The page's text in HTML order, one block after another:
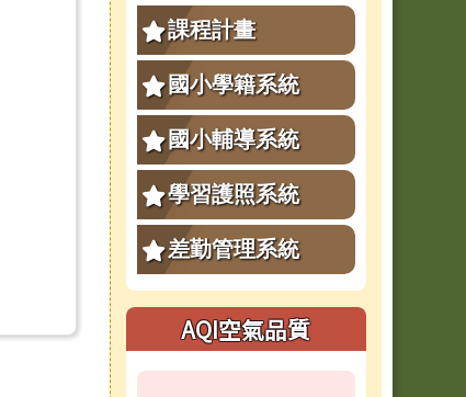
課程計畫
國小學籍系統
國小輔導系統
學習護照系統
差勤管理系統
AQI空氣品質